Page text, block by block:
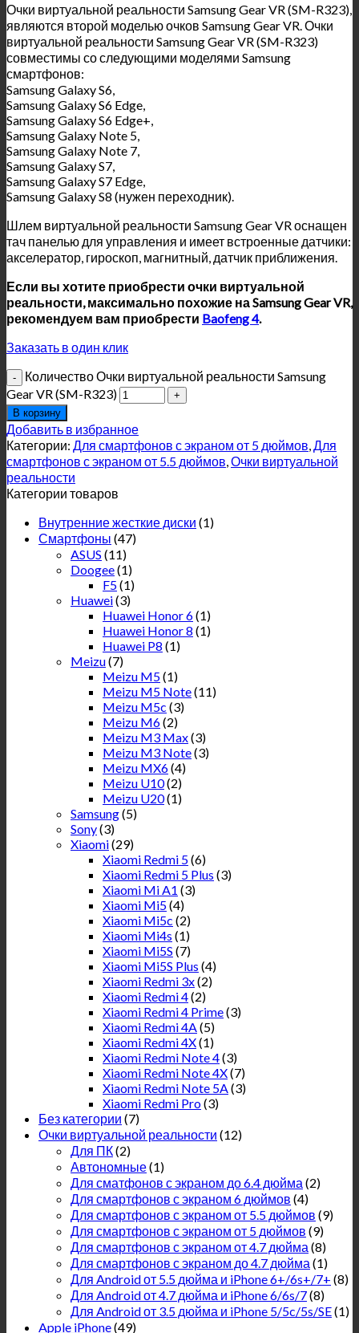
Очки виртуальной реальности Samsung Gear VR (SM-R323),
являются второй моделью очков Samsung Gear VR. Очки
виртуальной реальности Samsung Gear VR (SM-R323)
совместимы со следующими моделями Samsung
смартфонов:
Samsung Galaxy S6,
Samsung Galaxy S6 Edge,
Samsung Galaxy S6 Edge+,
Samsung Galaxy Note 5,
Samsung Galaxy Note 7,
Samsung Galaxy S7,
Samsung Galaxy S7 Edge,
Samsung Galaxy S8 (нужен переходник).
Шлем виртуальной реальности Samsung Gear VR оснащен
тач панелью для управления и имеет встроенные датчики:
акселератор, гироскоп, магнитный, датчик приближения.
Если вы хотите приобрести очки виртуальной
реальности, максимально похожие на Samsung Gear VR,
рекомендуем вам приобрести Baofeng 4.
Заказать в один клик
Количество Очки виртуальной реальности Samsung
Gear VR (SM-R323)
В корзину
Добавить в избранное
Категории: Для смартфонов с экраном от 5 дюймов,Для
смартфонов с экраном от 5.5 дюймов,Очки виртуальной
реальности
Категории товаров
Внутренние жесткие диски (1)
Смартфоны (47)
ASUS (11)
Doogee(1)
F5(1)
Huawei(3)
Huawei Honor 6(1)
Huawei Honor 8 (1)
Huawei P8 (1)
Meizu(7)
Meizu M5(1)
Meizu M5 Note(11)
Meizu M5c (3)
Meizu M6(2)
Meizu M3 Max(3)
Meizu M3 Note(3)
Meizu MX6(4)
Meizu U10(2)
Meizu U20(1)
Samsung(5)
Sony(3)
Xiaomi(29)
Xiaomi Redmi 5(6)
Xiaomi Redmi 5 Plus (3)
Xiaomi Mi A1 (3)
Xiaomi Mi5(4)
Xiaomi Mi5c (2)
Xiaomi Mi4s (1)
Xiaomi Mi5S (7)
Xiaomi Mi5S Plus (4)
Xiaomi Redmi 3x(2)
Xiaomi Redmi 4(2)
Xiaomi Redmi 4 Prime(3)
Xiaomi Redmi 4A(5)
Xiaomi Redmi 4X(1)
Xiaomi Redmi Note 4(3)
Xiaomi Redmi Note 4X(7)
Xiaomi Redmi Note 5A(3)
Xiaomi Redmi Pro(3)
Без категории (7)
Очки виртуальной реальности (12)
Для ПК(2)
Автономные(1)
Для сматфонов с экраном до 6.4 дюйма (2)
Для смартфонов с экраном 6 дюймов (4)
Для смартфонов с экраном от 5.5 дюймов (9)
Для смартфонов с экраном от 5 дюймов (9)
Для смартфонов с экраном от 4.7 дюйма (8)
Для смартфонов с экраном до 4.7 дюйма (1)
Для Android от 5.5 дюйма и iPhone 6+/6s+/7+ (8)
Для Android от 4.7 дюйма и iPhone 6/6s/7(8)
Для Android от 3.5 дюйма и iPhone 5/5c/5s/SE(1)
Apple iPhone(49)